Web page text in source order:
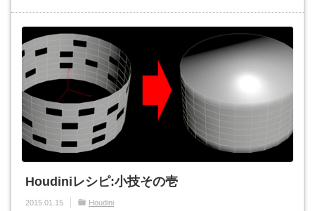
Houdiniレシピ:小技その壱
2015.01.15 Houdini